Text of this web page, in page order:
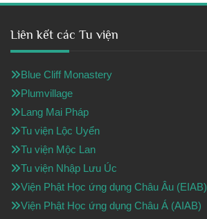
Liên kết các Tu viện
Blue Cliff Monastery
Plumvillage
Lang Mai Pháp
Tu viện Lộc Uyển
Tu viện Mộc Lan
Tu viện Nhập Lưu Úc
Viện Phật Học ứng dụng Châu Âu (EIAB)
Viện Phật Học ứng dụng Châu Á (AIAB)